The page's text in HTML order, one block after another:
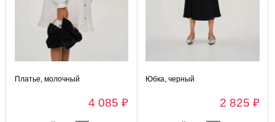
Платье, молочный
4 085 ₽
Юбка, черный
2 825 ₽